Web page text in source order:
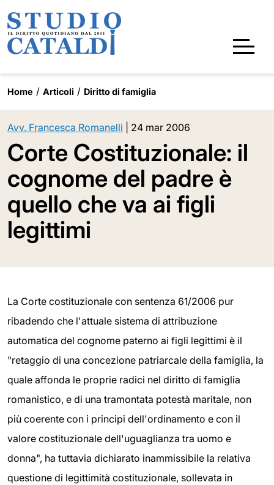
Home Articoli Diritto di famiglia
Avv. Francesca Romanelli 24 mar 2006
Corte Costituzionale: il
cognome del padre è
quello che va ai figli
legittimi
La Corte costituzionale con sentenza 61/2006 pur
ribadendo che l'attuale sistema di attribuzione
automatica del cognome paterno ai figli legittimi è il
"retaggio di una concezione patriarcale della famiglia, la
quale affonda le proprie radici nel diritto di famiglia
romanistico, e di una tramontata potestà maritale, non
più coerente con i principi dell'ordinamento e con il
valore costituzionale dell'uguaglianza tra uomo e
donna", ha tuttavia dichiarato inammissibile la relativa
questione di legittimità costituzionale, sollevata in